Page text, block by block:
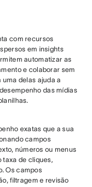
com recursos
em insights
automatizar as
e colaborar sem
delas ajuda a
das mídias
exatas que a sua
campos
números ou menus
taxa de cliques,
Os campos
filtragem e revisão